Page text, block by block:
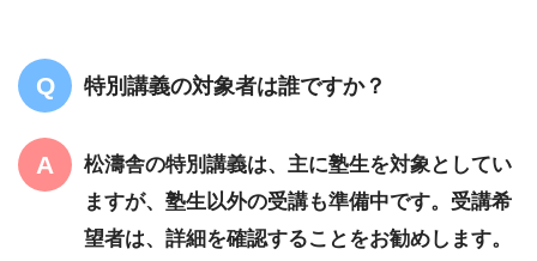
特別講義の対象者は誰ですか？
松濤舎の特別講義は、主に塾生を対象としてい
ますが、塾生以外の受講も準備中です。受講希
望者は、詳細を確認することをお勧めします。